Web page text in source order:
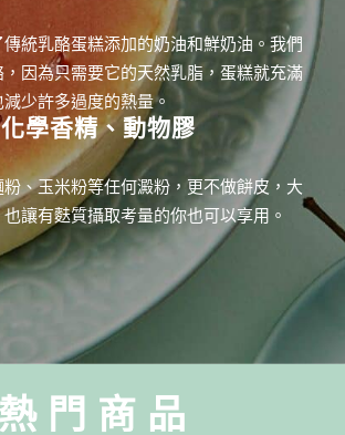
統乳酪蛋糕添加的奶油和鮮奶油。我們
因為只需要它的天然乳脂，蛋糕就充滿
少許多過度的熱量。
學香精、動物膠
、玉米粉等任何澱粉，更不做餅皮，大
讓有麩質攝取考量的你也可以享用。
熱門商品